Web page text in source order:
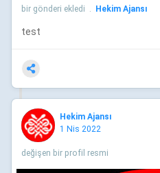
bir gönderi ekledi . Hekim Ajansı
test
Hekim Ajansı
1 Nis 2022
değişen bir profil resmi